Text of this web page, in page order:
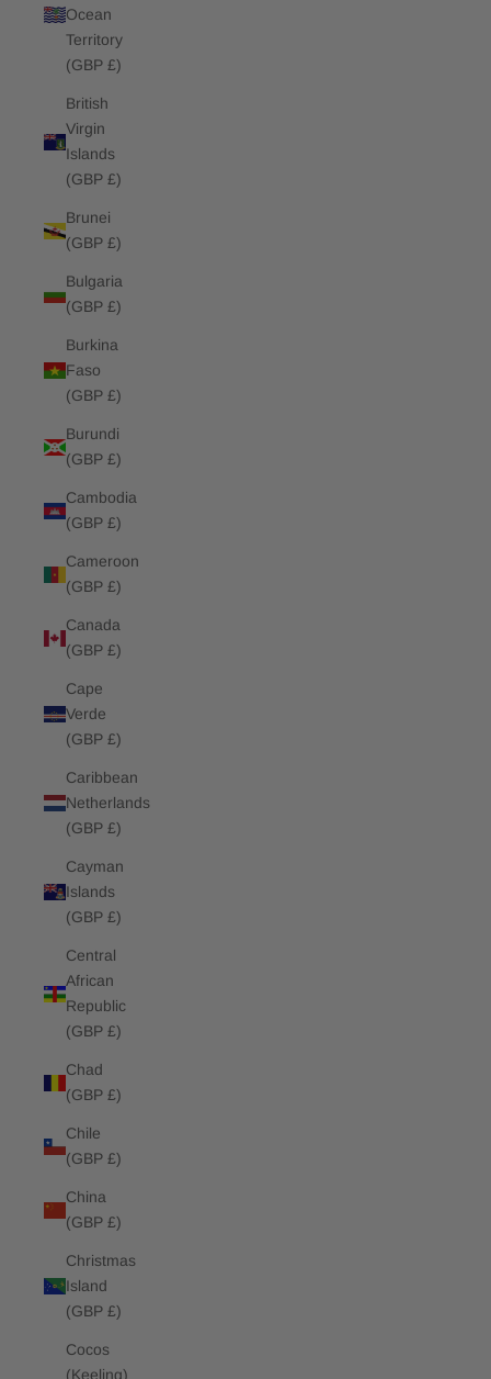
Ocean
Territory
(GBP £)
British
Virgin
Islands
(GBP £)
Brunei
(GBP £)
Bulgaria
(GBP £)
Burkina
Faso
(GBP £)
Burundi
(GBP £)
Cambodia
(GBP £)
Cameroon
(GBP £)
Canada
(GBP £)
Cape
Verde
(GBP £)
Caribbean
Netherlands
(GBP £)
Cayman
Islands
(GBP £)
Central
African
Republic
(GBP £)
Chad
(GBP £)
Chile
(GBP £)
China
(GBP £)
Christmas
Island
(GBP £)
Cocos
(Keeling)